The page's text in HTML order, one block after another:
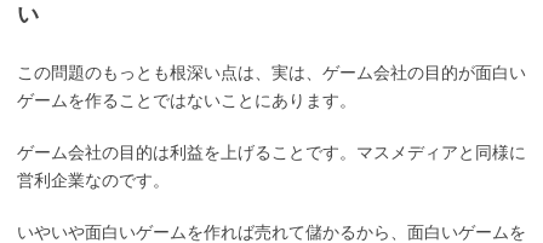
い
この問題のもっとも根深い点は、実は、ゲーム会社の目的が面白い
ゲームを作ることではないことにあります。
ゲーム会社の目的は利益を上げることです。マスメディアと同様に
営利企業なのです。
いやいや面白いゲームを作れば売れて儲かるから、面白いゲームを